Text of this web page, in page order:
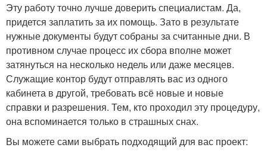
Эту работу точно лучше доверить специалистам. Да,
придется заплатить за их помощь. Зато в результате
нужные документы будут собраны за считанные дни. В
противном случае процесс их сбора вполне может
затянуться на несколько недель или даже месяцев.
Служащие контор будут отправлять вас из одного
кабинета в другой, требовать всё новые и новые
справки и разрешения. Тем, кто проходил эту процедуру,
она вспоминается только в страшных снах.
Вы можете сами выбрать подходящий для вас проект: